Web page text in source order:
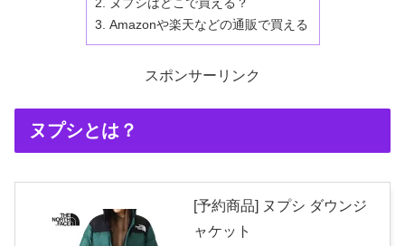
Amazonや楽天などの通販で買える
スポンサーリンク
ヌプシとは？
[予約商品] ヌプシ ダウンジ
ャケット